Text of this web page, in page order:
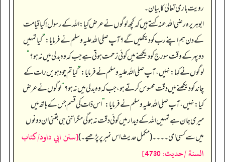
رویت باری تعالیٰ کا بیان۔
ابوہریرہ رضی اللہ عنہ کہتے ہیں کہ کچھ لوگوں نے عرض کیا: اللہ کے رسول! کیا قیامت
کے دن ہم اپنے رب کو دیکھیں گے؟ آپ صلی اللہ علیہ وسلم نے فرمایا:”کیا تمہیں
دوپہر کے وقت سورج کو دیکھنے میں کوئی زحمت ہوتی ہے جب کہ وہ بدلی میں نہ ہو؟“
لوگوں نے کہا: نہیں، آپ صلی اللہ علیہ وسلم نے فرمایا:”کیا تم چودہویں رات کے
چاند کو دیکھنے میں دقت محسوس کرتے ہو، جب کہ وہ بدلی میں نہ ہو؟“لوگوں نے عرض
کیا: نہیں، آپ صلی اللہ علیہ وسلم نے فرمایا:”اس ذات کی قسم جس کے ہاتھ میں
میری جان ہے تمہیں اللہ کے دیدار میں کوئی دقت نہ ہو گی مگر اتنی ہی جتنی ان دونوں
میں سے کسی ای۔۔۔۔ (مکمل حدیث اس نمبر پر پڑھیے۔)[سنن ابي داود/كتاب
السنة /حدیث: 4730]